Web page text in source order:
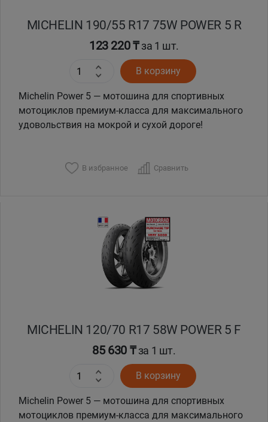
MICHELIN 190/55 R17 75W POWER 5 R
123 220 ₸за 1 шт.
В корзину
Michelin Power 5 — мотошина для спортивных
мотоциклов премиум-класса для максимального
удовольствия на мокрой и сухой дороге!
В избранное Сравнить
MICHELIN 120/70 R17 58W POWER 5 F
85 630 ₸за 1 шт.
В корзину
Michelin Power 5 — мотошина для спортивных
мотоциклов премиум-класса для максимального